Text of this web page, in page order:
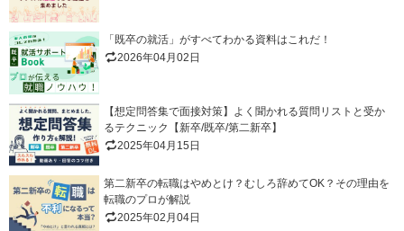
「既卒の就活」がすべてわかる資料はこれだ！
2026年04月02日
【想定問答集で面接対策】よく聞かれる質問リストと受か
るテクニック【新卒/既卒/第二新卒】
2025年04月15日
第二新卒の転職はやめとけ？むしろ辞めてOK？その理由を
転職のプロが解説
2025年02月04日